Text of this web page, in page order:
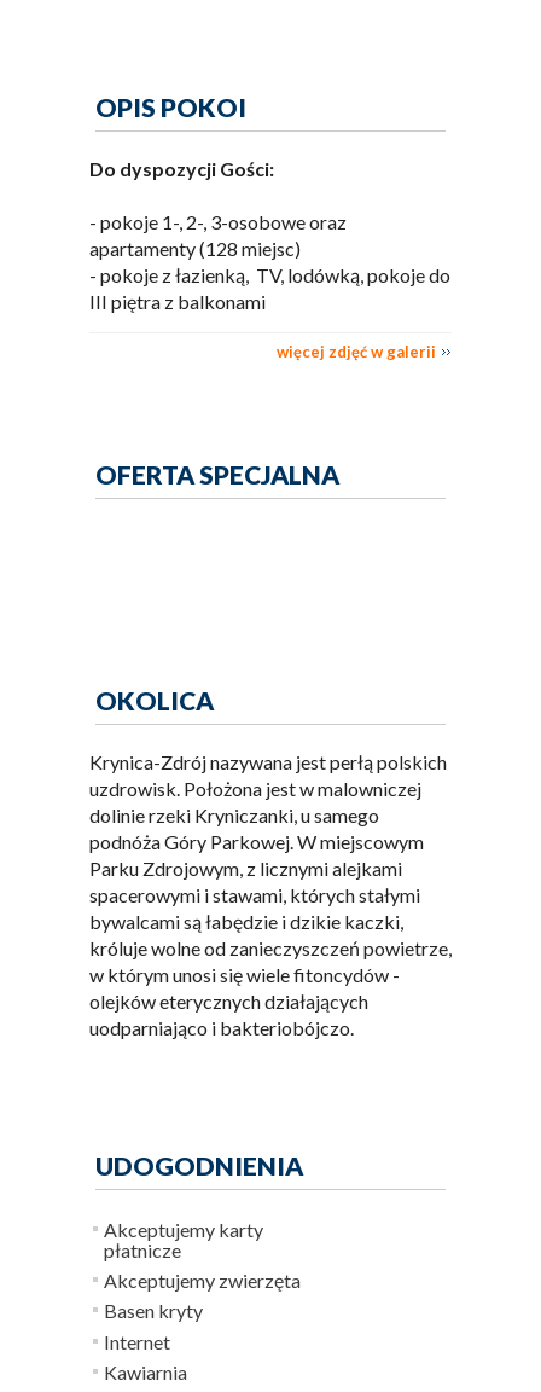
OPIS POKOI
Do dyspozycji Gości:
- pokoje 1-, 2-, 3-osobowe oraz
apartamenty (128 miejsc)
- pokoje z łazienką, TV, lodówką, pokoje do
III piętra z balkonami
więcej zdjęć w galerii
OFERTA SPECJALNA
OKOLICA
Krynica-Zdrój nazywana jest perłą polskich
uzdrowisk. Położona jest w malowniczej
dolinie rzeki Kryniczanki, u samego
podnóża Góry Parkowej. W miejscowym
Parku Zdrojowym, z licznymi alejkami
spacerowymi i stawami, których stałymi
bywalcami są łabędzie i dzikie kaczki,
króluje wolne od zanieczyszczeń powietrze,
w którym unosi się wiele fitoncydów -
olejków eterycznych działających
uodparniająco i bakteriobójczo.
UDOGODNIENIA
Akceptujemy karty
płatnicze
Akceptujemy zwierzęta
Basen kryty
Internet
Kawiarnia